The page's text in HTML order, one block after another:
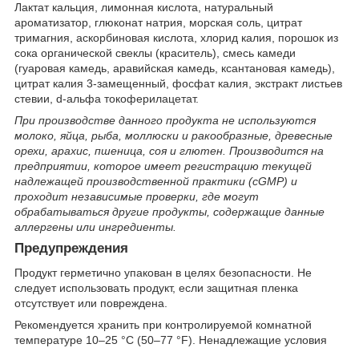
Лактат кальция, лимонная кислота, натуральный
ароматизатор, глюконат натрия, морская соль, цитрат
тримагния, аскорбиновая кислота, хлорид калия, порошок из
сока органической свеклы (краситель), смесь камеди
(гуаровая камедь, аравийская камедь, ксантановая камедь),
цитрат калия 3-замещенный, фосфат калия, экстракт листьев
стевии, d-альфа токоферилацетат.
При производстве данного продукта не используются
молоко, яйца, рыба, моллюски и ракообразные, древесные
орехи, арахис, пшеница, соя и глютен. Производится на
предприятии, которое имеет регистрацию текущей
надлежащей производственной практики (cGMP) и
проходит независимые проверки, где могут
обрабатываться другие продукты, содержащие данные
аллергены или ингредиенты.
Предупреждения
Продукт герметично упакован в целях безопасности. Не
следует использовать продукт, если защитная пленка
отсутствует или повреждена.
Рекомендуется хранить при контролируемой комнатной
температуре 10–25 °C (50–77 °F). Ненадлежащие условия